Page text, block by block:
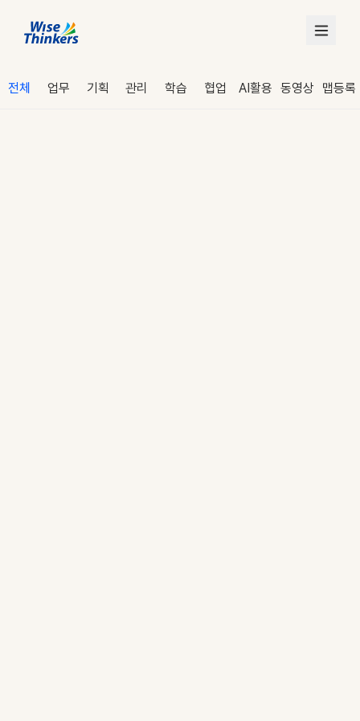
전체 업무 기획 관리 학습 협업 AI활용 동영상 맵등록